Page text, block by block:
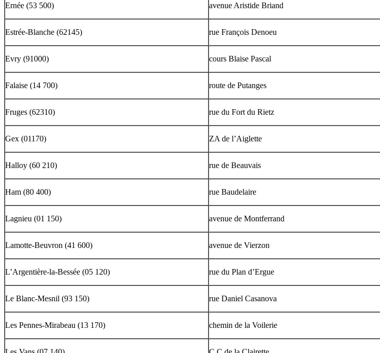
Ernée (53 500) avenue Aristide Briand
Estrée-Blanche (62145) rue François Denoeu
Evry (91000) cours Blaise Pascal
Falaise (14 700) route de Putanges
Fruges (62310) rue du Fort du Rietz
Gex (01170) ZA de l’Aiglette
Halloy (60 210) rue de Beauvais
Ham (80 400) rue Baudelaire
Lagnieu (01 150) avenue de Montferrand
Lamotte-Beuvron (41 600) avenue de Vierzon
L’Argentière-la-Bessée (05 120) rue du Plan d’Ergue
Le Blanc-Mesnil (93 150) rue Daniel Casanova
Les Pennes-Mirabeau (13 170) chemin de la Voilerie